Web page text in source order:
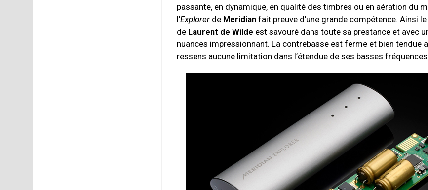
passante, en dynamique, en qualité des timbres ou en aération du
l’Explorer de Meridian fait preuve d’une grande compétence. Ainsi
de Laurent de Wilde est savouré dans toute sa prestance et avec
nuances impressionnant. La contrebasse est ferme et bien tendue
ressens aucune limitation dans l’étendue de ses basses fréquences.